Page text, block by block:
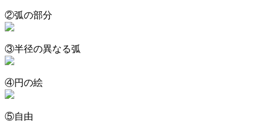
②弧の部分
③半径の異なる弧
④円の絵
⑤自由